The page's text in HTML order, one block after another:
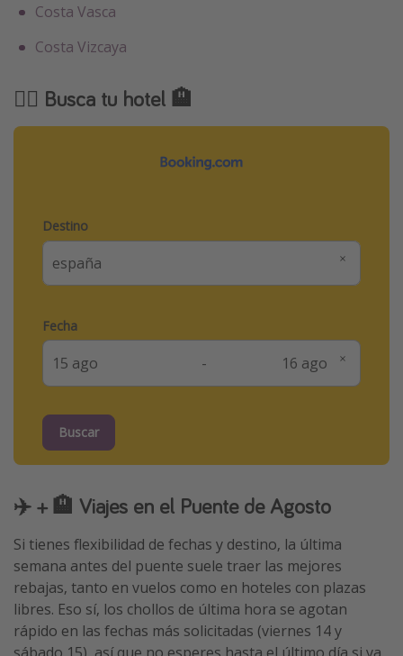
Costa Vasca
Costa Vizcaya
🕵️‍♂️ Busca tu hotel 🏨
Destino
Fecha
-
Buscar
✈️ + 🏨 Viajes en el Puente de Agosto
Si tienes flexibilidad de fechas y destino, la última
semana antes del puente suele traer las mejores
rebajas, tanto en vuelos como en hoteles con plazas
libres. Eso sí, los chollos de última hora se agotan
rápido en las fechas más solicitadas (viernes 14 y